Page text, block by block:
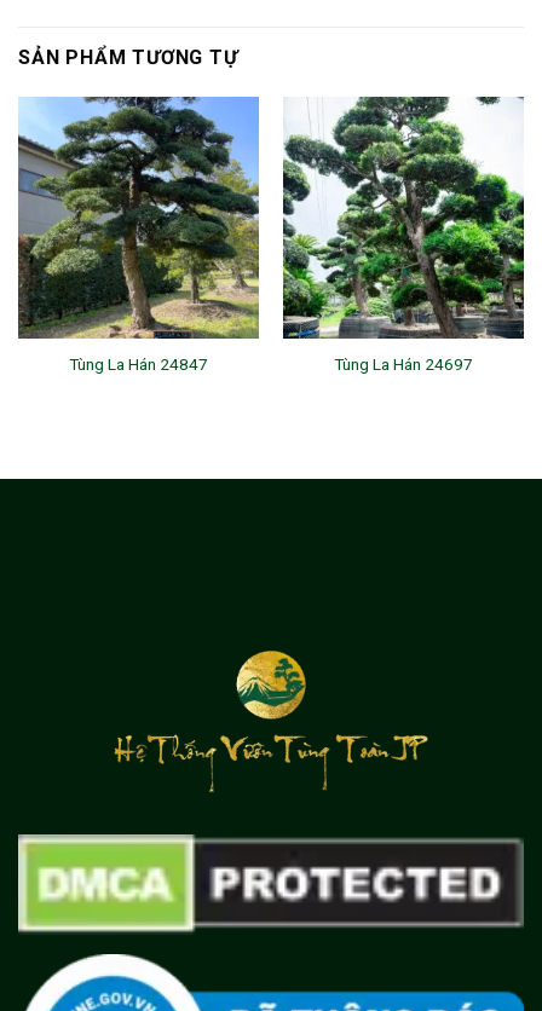
SẢN PHẨM TƯƠNG TỰ
Tùng La Hán 24847 Tùng La Hán 24697